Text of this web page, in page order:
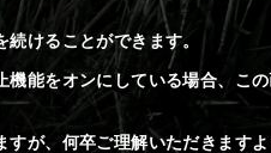
けることができます。
能をオンにしている場合、こ
が、何卒ご理解いただきますよ